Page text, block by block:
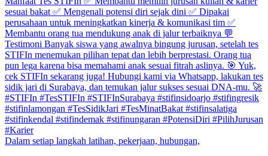
Dalam setiap langkah latihan, pekerjaan, hubungan,